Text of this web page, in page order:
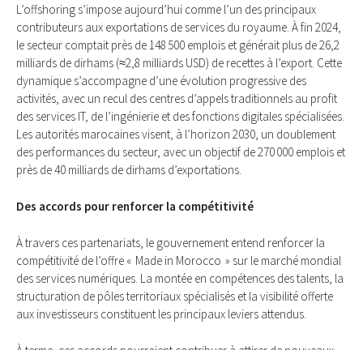
L’offshoring s’impose aujourd’hui comme l’un des principaux
contributeurs aux exportations de services du royaume. À fin 2024,
le secteur comptait près de 148 500 emplois et générait plus de 26,2
milliards de dirhams (≈2,8 milliards USD) de recettes à l’export. Cette
dynamique s’accompagne d’une évolution progressive des
activités, avec un recul des centres d’appels traditionnels au profit
des services IT, de l’ingénierie et des fonctions digitales spécialisées.
Les autorités marocaines visent, à l’horizon 2030, un doublement
des performances du secteur, avec un objectif de 270 000 emplois et
près de 40 milliards de dirhams d’exportations.
Des accords pour renforcer la compétitivité
À travers ces partenariats, le gouvernement entend renforcer la
compétitivité de l’offre « Made in Morocco » sur le marché mondial
des services numériques. La montée en compétences des talents, la
structuration de pôles territoriaux spécialisés et la visibilité offerte
aux investisseurs constituent les principaux leviers attendus.